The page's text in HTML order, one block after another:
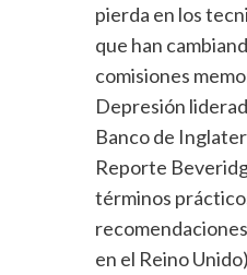
pierda en los
que han
comisiones
Depresión
Banco de
Reporte
términos
en el Reino